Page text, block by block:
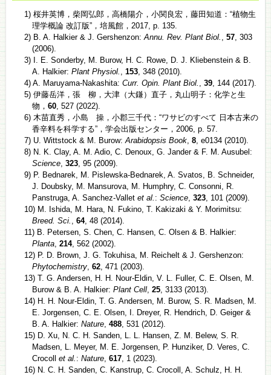
1) 桜井英博，柴岡弘郎，高橋陽介，小関良宏，藤田知道：“植物生
理学概論 改訂版”，培風館，2017, p. 135.
2) B. A. Halkier & J. Gershenzon: Annu. Rev. Plant Biol. 57, 303
(2006).
3) I. E. Sonderby, M. Burow, H. C. Rowe, D. J. Kliebenstein & B.
A. Halkier: Plant Physiol. 153, 348 (2010).
4) A. Maruyama-Nakashita: Curr. Opin. Plant Biol. 39, 144 (2017).
5) 伊藤岳洋，張 柳，大津（大鎌）直子，丸山明子：化学と生
物， 60, 527 (2022).
6) 木苗直秀，小島 操，小郡三千代：“ワサビのすべて 日本古来の
香辛料を科学する”，学会出版センター，2006, p. 57.
7) U. Wittstock & M. Burow: Arabidopsis Book, 8, e0134 (2010).
8) N. K. Clay, A. M. Adio, C. Denoux, G. Jander & F. M. Ausubel:
Science, 323, 95 (2009).
9) P. Bednarek, M. Pislewska-Bednarek, A. Svatos, B. Schneider,
J. Doubsky, M. Mansurova, M. Humphry, C. Consonni, R.
Panstruga, A. Sanchez-Vallet et al. : Science, 323, 101 (2009).
10) M. Ishida, M. Hara, N. Fukino, T. Kakizaki & Y. Morimitsu:
Breed. Sci.
64, 48 (2014).
11) B. Petersen, S. Chen, C. Hansen, C. Olsen & B. Halkier:
Planta, 214, 562 (2002).
12) P. D. Brown, J. G. Tokuhisa, M. Reichelt & J. Gershenzon:
Phytochemistry, 62, 471 (2003).
13) T. G. Andersen, H. H. Nour-Eldin, V. L. Fuller, C. E. Olsen, M.
Burow & B. A. Halkier: Plant Cell, 25, 3133 (2013).
14) H. H. Nour-Eldin, T. G. Andersen, M. Burow, S. R. Madsen, M.
E. Jorgensen, C. E. Olsen, I. Dreyer, R. Hendrich, D. Geiger &
B. A. Halkier: Nature, 488, 531 (2012).
15) D. Xu, N. C. H. Sanden, L. L. Hansen, Z. M. Belew, S. R.
Madsen, L. Meyer, M. E. Jorgensen, P. Hunziker, D. Veres, C.
Crocoll et al. : Nature, 617, 1 (2023).
16) N. C. H. Sanden, C. Kanstrup, C. Crocoll, A. Schulz, H. H.